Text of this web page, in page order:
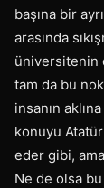
başına bir
arasında
üniversitenin
tam da bu
insanın
konuyu
eder gibi,
Ne de olsa